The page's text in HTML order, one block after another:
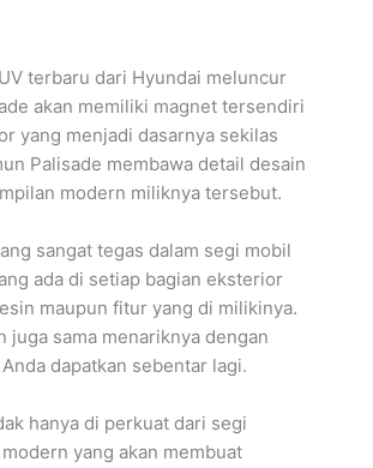
terbaru dari Hyundai meluncur
akan memiliki magnet tersendiri
yang menjadi dasarnya sekilas
Palisade membawa detail desain
modern miliknya tersebut.
sangat tegas dalam segi mobil
ada di setiap bagian eksterior
maupun fitur yang di milikinya.
juga sama menariknya dengan
dapatkan sebentar lagi.
hanya di perkuat dari segi
yang akan membuat